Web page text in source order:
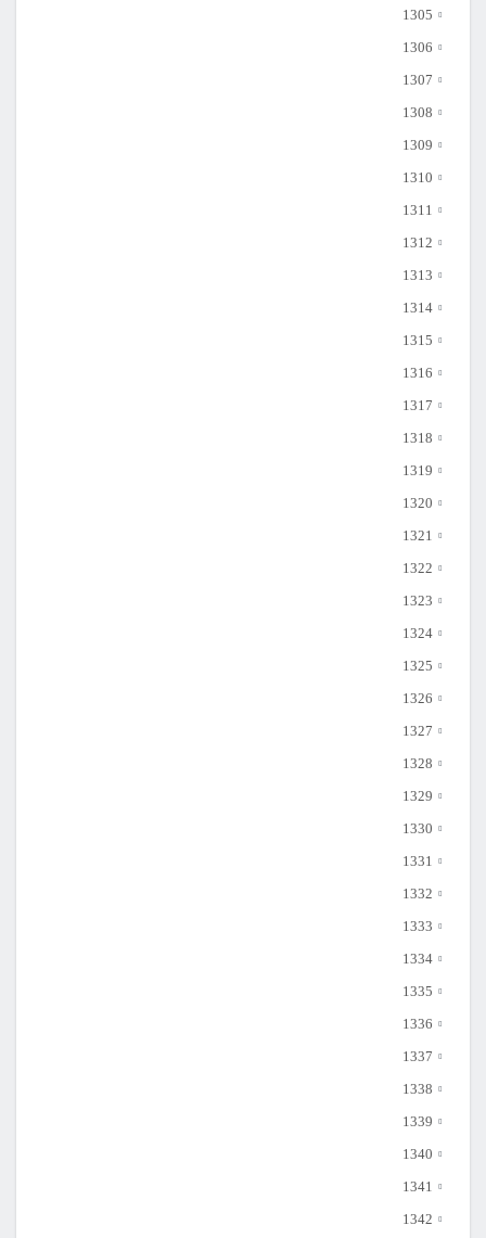
1305
1306
1307
1308
1309
1310
1311
1312
1313
1314
1315
1316
1317
1318
1319
1320
1321
1322
1323
1324
1325
1326
1327
1328
1329
1330
1331
1332
1333
1334
1335
1336
1337
1338
1339
1340
1341
1342